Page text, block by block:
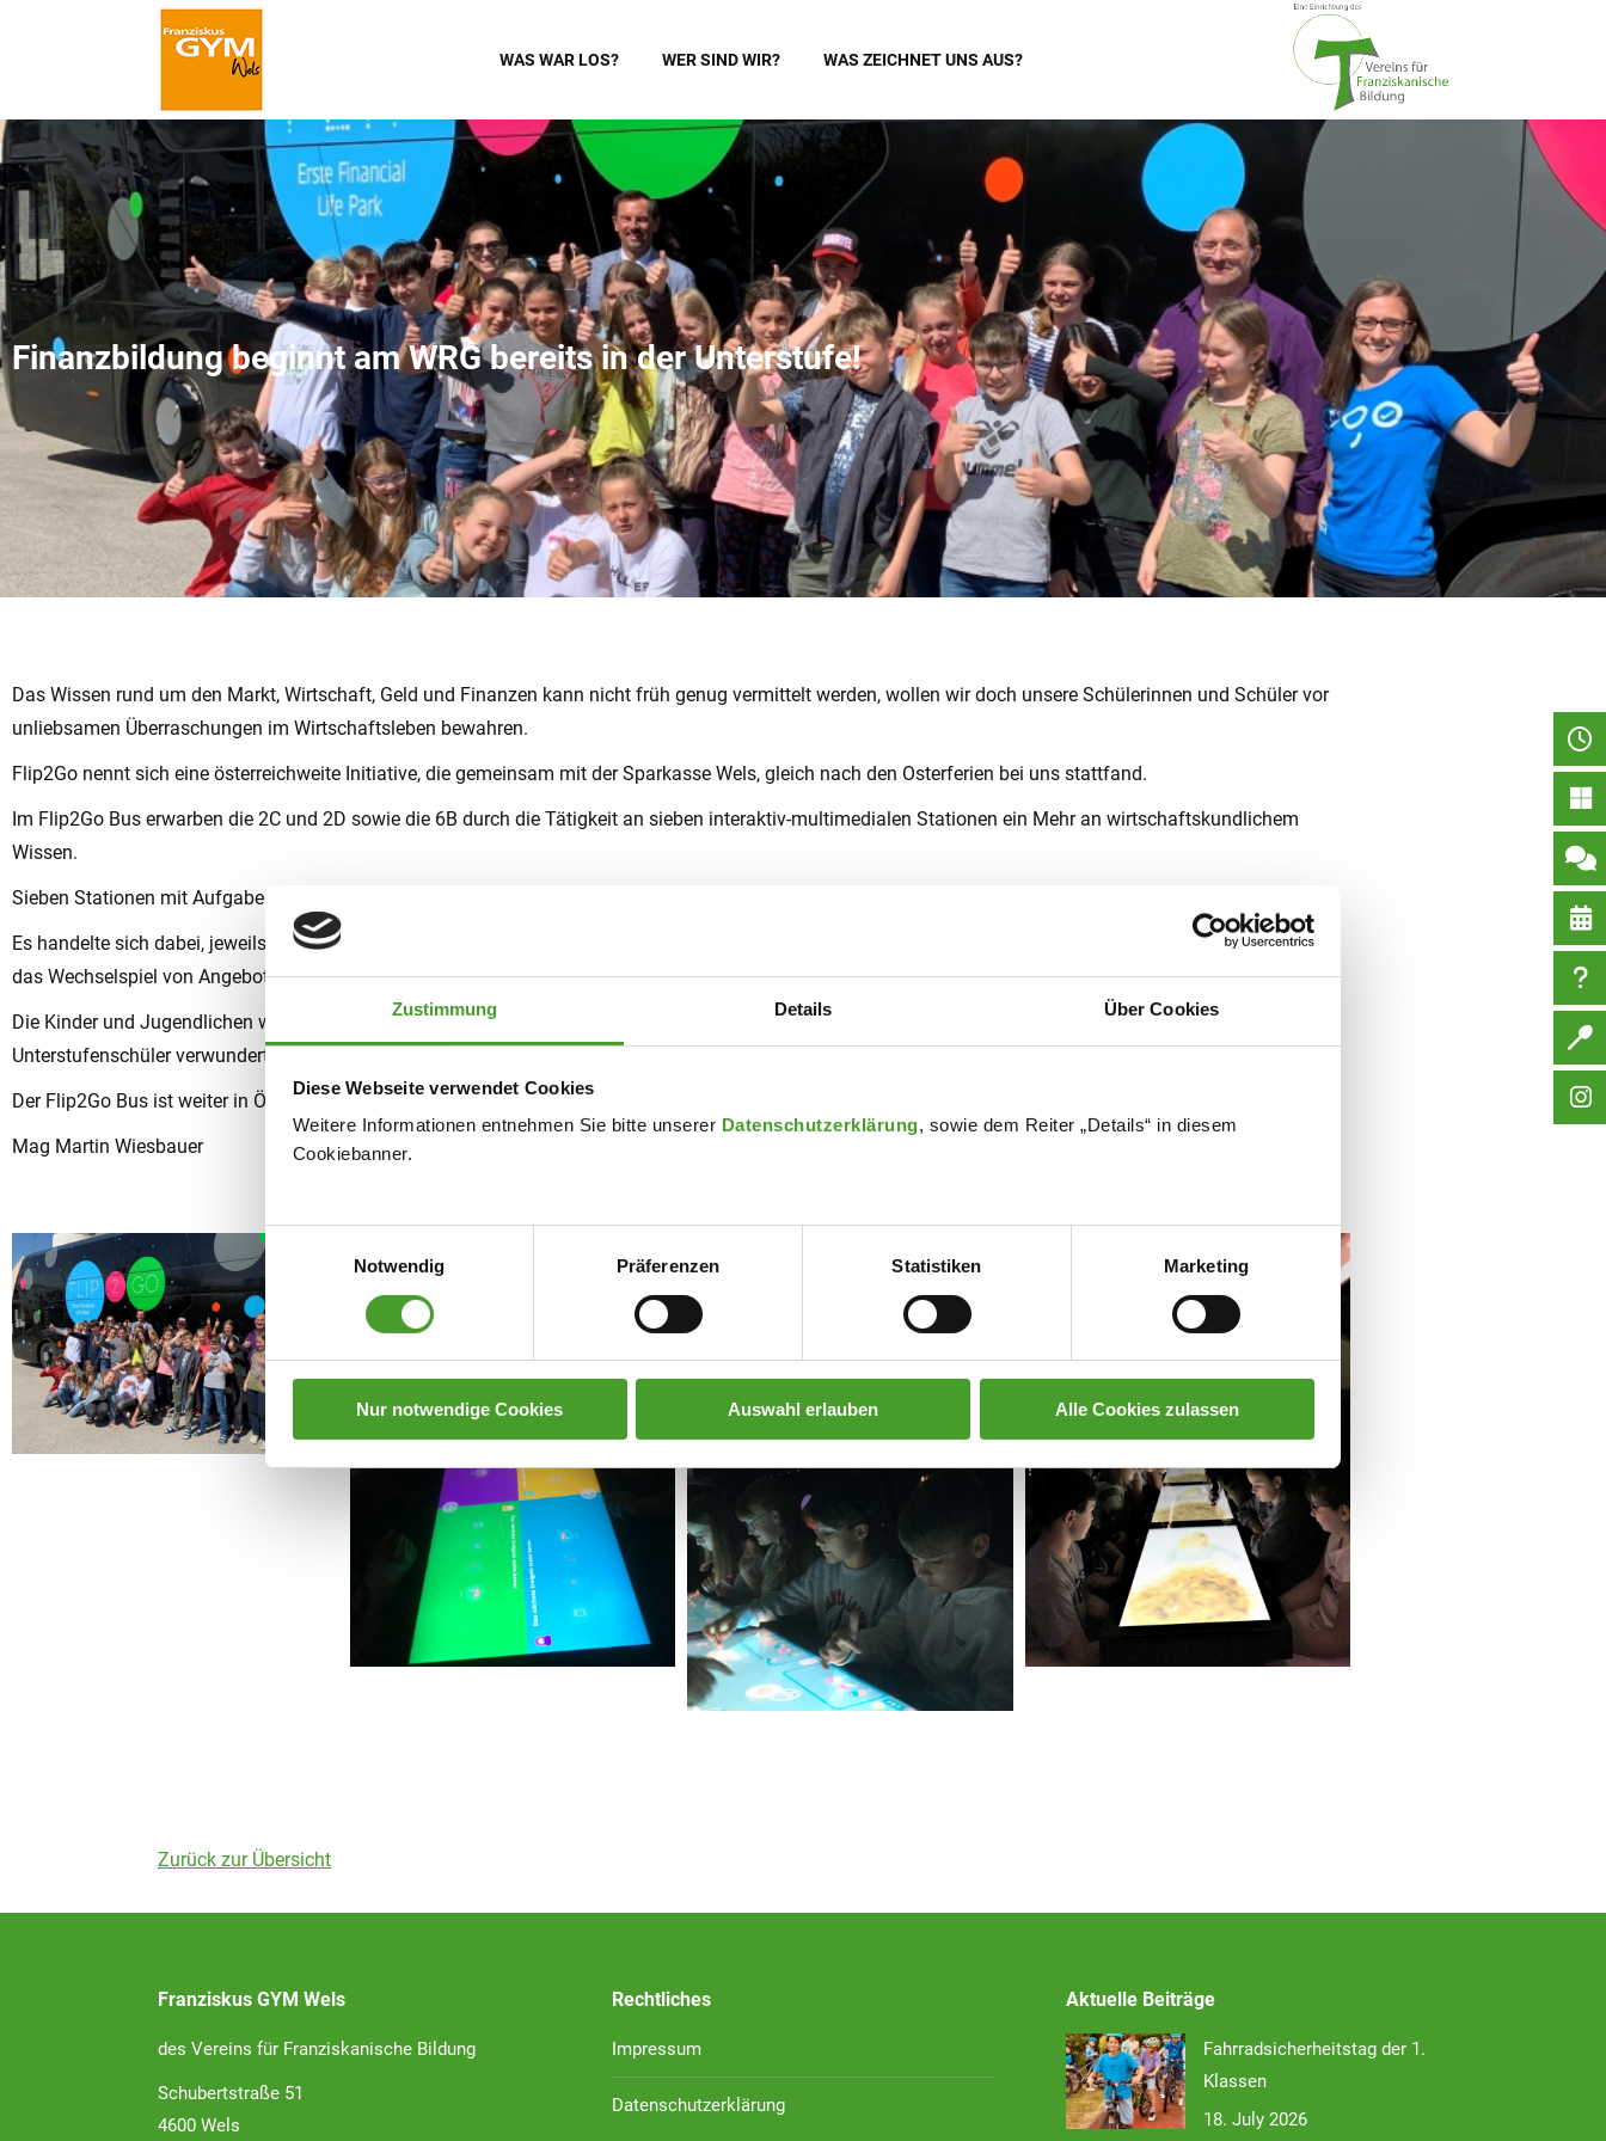
Zustimmung Details Über Cookies
Diese Webseite verwendet Cookies
Weitere Informationen entnehmen Sie bitte unserer Datenschutzerklärung, sowie dem Reiter „Details“ in diesem
Cookiebanner.
Einwilligungsauswahl
Notwendig
Präferenzen Statistiken Marketing
Nur notwendige Cookies Auswahl erlauben Alle Cookies zulassen
WAS WAR LOS? WER SIND WIR? WAS ZEICHNET UNS AUS?
Finanzbildung beginnt am WRG bereits in der Unterstufe!
Das Wissen rund um den Markt, Wirtschaft, Geld und Finanzen kann nicht früh genug vermittelt werden, wollen wir doch unsere Schülerinnen und Schüler vor
unliebsamen Überraschungen im Wirtschaftsleben bewahren.
Flip2Go nennt sich eine österreichweite Initiative, die gemeinsam mit der Sparkasse Wels, gleich nach den Osterferien bei uns stattfand.
Im Flip2Go Bus erwarben die 2C und 2D sowie die 6B durch die Tätigkeit an sieben interaktiv-multimedialen Stationen ein Mehr an wirtschaftskundlichem
Wissen.
Sieben Stationen mit Aufgaben, abgestimmt jeweils auf die Ober- und Unterstufe, wurden absolviert.
Es handelte sich dabei, jeweils nach einer kurzen Einführungssequenz, um Quizbewerbe gegeneinander, um Simulationsspiele, die auf einfache Art und Weise
das Wechselspiel von Angebot und Nachfrage auf dem Markt näherbringen oder Einblicke in die Globalisierung geben.
Die Kinder und Jugendlichen waren mit Eifer bei der Sache, die knapp eineinhalb Stunden vergingen wie im Flug – die Spielergebnisse mancher
Unterstufenschüler verwunderten die Organisatoren positiv.
Der Flip2Go Bus ist weiter in Österreich unterwegs und wird hoffentlich auch nächstes Jahr wieder bei uns Station machen.
Mag Martin Wiesbauer
Zurück zur Übersicht
Franziskus GYM Wels
des Vereins für Franziskanische Bildung
Schubertstraße 51
4600 Wels
Rechtliches
Impressum
Datenschutzerklärung
Aktuelle Beiträge
Fahrradsicherheitstag der 1.
Klassen
18. July 2026